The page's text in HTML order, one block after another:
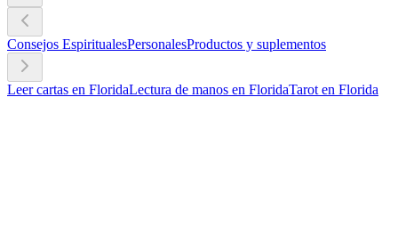
Consejos EspiritualesPersonalesProductos y suplementos
Leer cartas en FloridaLectura de manos en FloridaTarot en Florida